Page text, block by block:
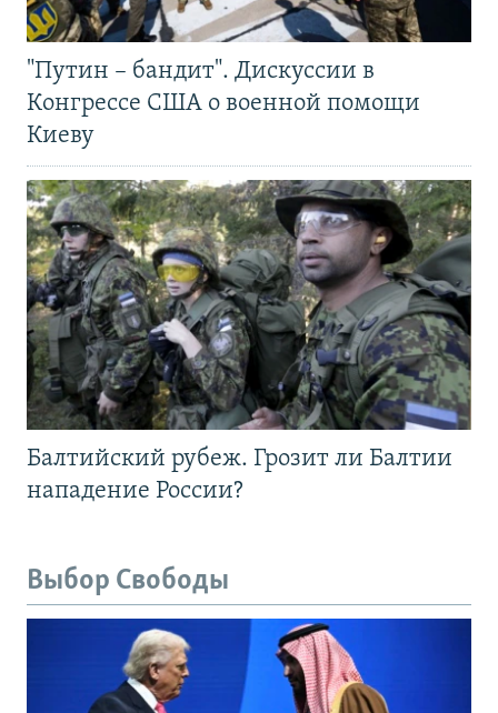
"Путин – бандит". Дискуссии в
Конгрессе США о военной помощи
Киеву
Балтийский рубеж. Грозит ли Балтии
нападение России?
Выбор Свободы